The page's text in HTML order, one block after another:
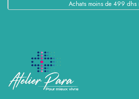
Achats moins de 499 dhs